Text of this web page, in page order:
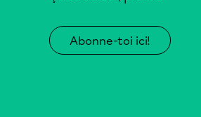
Abonne-toi ici!